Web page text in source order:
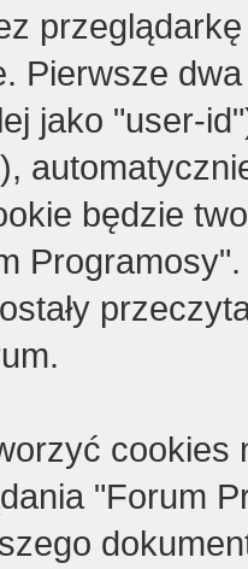
Pierwsze
jako "user-
będzie
cookies
"Forum